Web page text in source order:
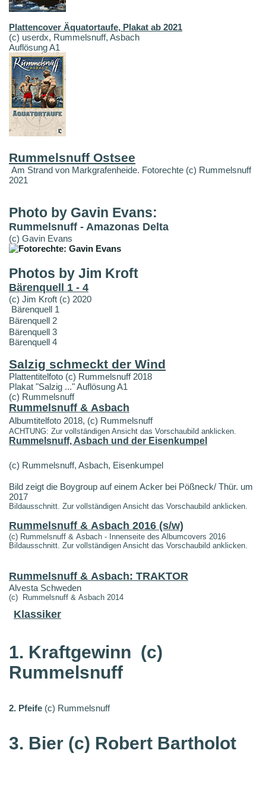
Plattencover Äquatortaufe, Plakat ab 2021
(c) userdx, Rummelsnuff, Asbach
Auflösung A1
Rummelsnuff Ostsee
Am Strand von Markgrafenheide. Fotorechte (c) Rummelsnuff
2021
Photo by Gavin Evans:
Rummelsnuff - Amazonas Delta
(c) Gavin Evans
Photos by Jim Kroft
Bärenquell 1 - 4
(c) Jim Kroft (c) 2020
Bärenquell 1
Bärenquell 2
Bärenquell 3
Bärenquell 4
Salzig schmeckt der Wind
Plattentitelfoto (c) Rummelsnuff 2018
Plakat "Salzig ..." Auflösung A1
(c) Rummelsnuff
Rummelsnuff & Asbach
Albumtitelfoto 2018, (c) Rummelsnuff
ACHTUNG: Zur vollständigen Ansicht das Vorschaubild anklicken.
Rummelsnuff, Asbach und der Eisenkumpel
(c) Rummelsnuff, Asbach, Eisenkumpel
Bild zeigt die Boygroup auf einem Acker bei Pößneck/ Thür. um
2017
Bildausschnitt. Zur vollständigen Ansicht das Vorschaubild anklicken.
Rummelsnuff & Asbach 2016 (s/w)
(c) Rummelsnuff & Asbach - Innenseite des Albumcovers 2016
Bildausschnitt. Zur vollständigen Ansicht das Vorschaubild anklicken.
Rummelsnuff & Asbach: TRAKTOR
Alvesta Schweden
(c) Rummelsnuff & Asbach 2014
Klassiker
1. Kraftgewinn (c)
Rummelsnuff
2. Pfeife (c) Rummelsnuff
3. Bier (c) Robert Bartholot